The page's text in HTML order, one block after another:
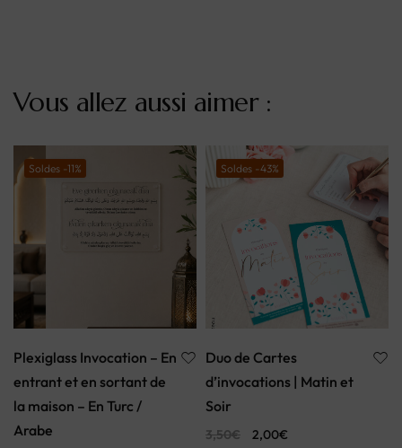
Vous allez aussi aimer :
Soldes -11%
Plexiglass Invocation – En
entrant et en sortant de
la maison – En Turc /
Arabe
Soldes -43%
Duo de Cartes
d’invocations | Matin et
Soir
3,50€ 2,00€